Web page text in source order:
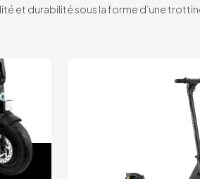
et durabilité sous la forme d’une